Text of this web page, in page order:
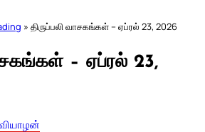
» திருப்பலி வாசகங்கள் – ஏப்ரல் 23, 2026
– ஏப்ரல் 23,